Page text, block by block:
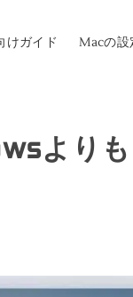
けガイド Macの設
より